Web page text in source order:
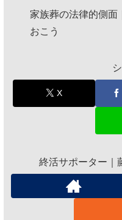
家族葬の法律的側面
おこう
X
終活サポーター｜